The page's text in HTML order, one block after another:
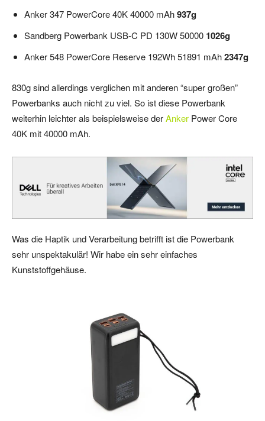
Anker 347 PowerCore 40K 40000 mAh937g
Sandberg Powerbank USB-C PD 130W 50000 1026g
Anker 548 PowerCore Reserve 192Wh 51891 mAh2347g
830g sind allerdings verglichen mit anderen “super großen”
Powerbanks auch nicht zu viel. So ist diese Powerbank
weiterhin leichter als beispielsweise derAnker Power Core
40K mit 40000 mAh.
Was die Haptik und Verarbeitung betrifft ist die Powerbank
sehr unspektakulär! Wir habe ein sehr einfaches
Kunststoffgehäuse.